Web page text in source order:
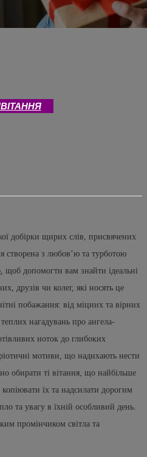
добірки щирих слів, присвячених
з любов’ю та турботою
, щоб допомогти вам знайти ідеальні
друзів чи колег, які носять це
побажання: від міцних та вірних
нагадувань про ангела-
ноток до глибоких
мотиви, що надихають нести
обирати ті вітання, що найбільше
їх та надсилати дорогим
та увагу в їхній особливий день.
промінчиком світла та